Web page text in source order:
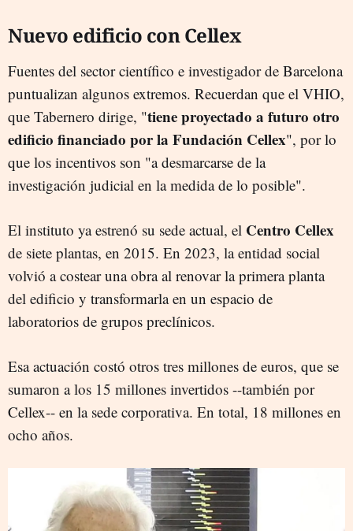
Nuevo edificio con Cellex
Fuentes del sector científico e investigador de Barcelona
puntualizan algunos extremos. Recuerdan que el VHIO,
que Tabernero dirige, "tiene proyectado a futuro otro
edificio financiado por la Fundación Cellex", por lo
que los incentivos son "a desmarcarse de la
investigación judicial en la medida de lo posible".
El instituto ya estrenó su sede actual, el Centro Cellex
de siete plantas, en 2015. En 2023, la entidad social
volvió a costear una obra al renovar la primera planta
del edificio y transformarla en un espacio de
laboratorios de grupos preclínicos.
Esa actuación costó otros tres millones de euros, que se
sumaron a los 15 millones invertidos --también por
Cellex-- en la sede corporativa. En total, 18 millones en
ocho años.